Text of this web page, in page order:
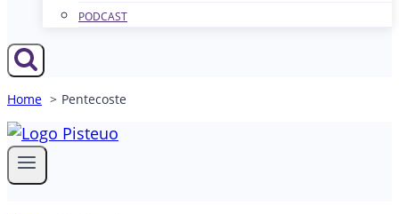
PODCAST
Home Pentecoste